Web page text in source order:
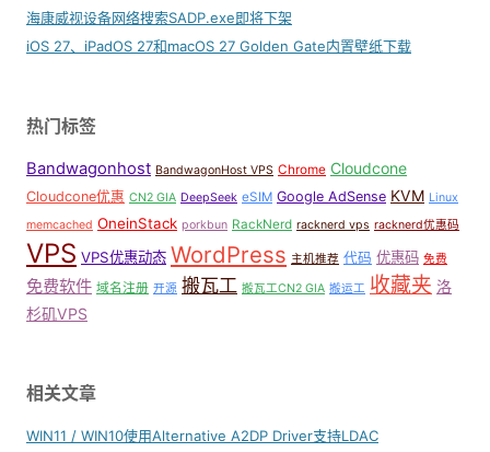
海康威视设备网络搜索SADP.exe即将下架
iOS 27、iPadOS 27和macOS 27 Golden Gate内置壁纸下载
热门标签
Bandwagonhost BandwagonHost VPS Chrome Cloudcone
Cloudcone优惠 CN2 GIA DeepSeek eSIM Google AdSense KVM Linux
memcached OneinStack porkbun RackNerd racknerd vps racknerd优惠码
VPS VPS优惠动态 WordPress 主机推荐 代码 优惠码 免费
免费软件 域名注册 开源 搬瓦工 搬瓦工CN2 GIA 搬运工 收藏夹 洛
杉矶VPS
相关文章
WIN11 / WIN10使用Alternative A2DP Driver支持LDAC